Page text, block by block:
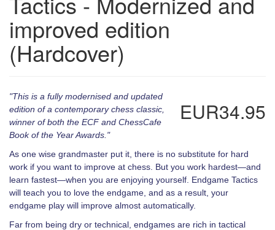
improved edition
(Hardcover)
EUR34.95
"This is a fully modernised and updated
edition of a contemporary chess classic,
winner of both the ECF and ChessCafe
Book of the Year Awards."
As one wise grandmaster put it, there is no substitute for hard
work if you want to improve at chess. But you work hardest—and
learn fastest—when you are enjoying yourself. Endgame Tactics
will teach you to love the endgame, and as a result, your
endgame play will improve almost automatically.
Far from being dry or technical, endgames are rich in tactical